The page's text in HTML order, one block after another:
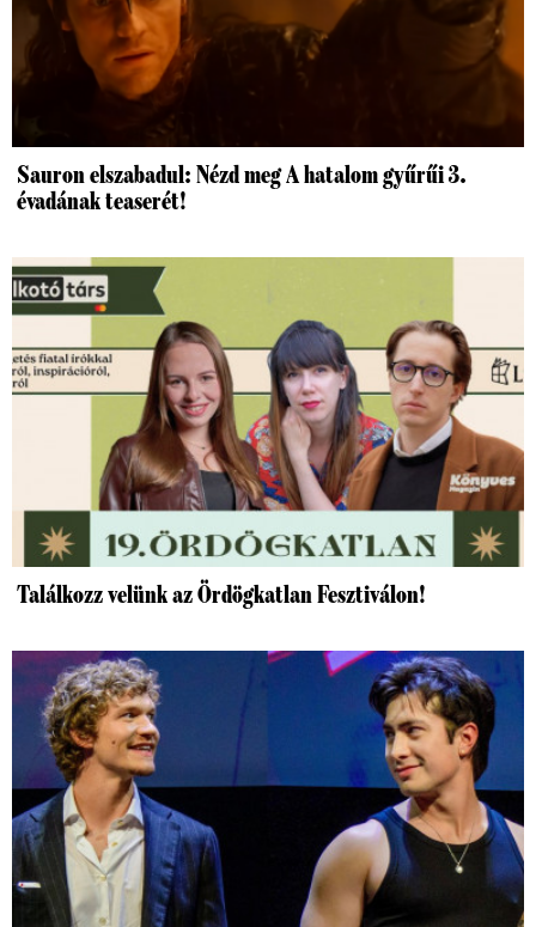
Sauron elszabadul: Nézd meg A hatalom gyűrűi 3.
évadának teaserét!
Találkozz velünk az Ördögkatlan Fesztiválon!